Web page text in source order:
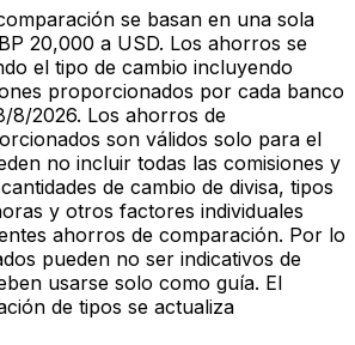
se basan en una sola
20,000 a USD. Los ahorros se
el tipo de cambio incluyendo
proporcionados por cada banco
8/2026. Los ahorros de
son válidos solo para el
no incluir todas las comisiones y
de cambio de divisa, tipos
y otros factores individuales
ahorros de comparación. Por lo
pueden no ser indicativos de
usarse solo como guía. El
de tipos se actualiza